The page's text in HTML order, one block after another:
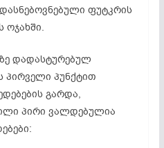
ფუტკრის
ოჯახში.
დადასტურებულ
პირველი პუნქტით
გარდა,
პირი ვალდებულია